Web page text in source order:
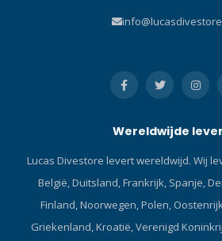
Wereldwijde
Lucas Divestore levert wereldwijd. Wij
België, Duitsland, Frankrijk, Spanje,
Finland, Noorwegen, Polen,
Griekenland, Kroatië, Verenigd